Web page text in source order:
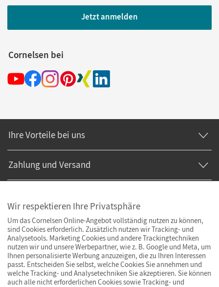
Jetzt anmelden
Cornelsen bei
Ihre Vorteile bei uns
Zahlung und Versand
Wir respektieren Ihre Privatsphäre
Um das Cornelsen Online-Angebot vollständig nutzen zu können,
sind Cookies erforderlich. Zusätzlich nutzen wir Tracking- und
Analysetools. Marketing Cookies und andere Trackingtechniken
nutzen wir und unsere Werbepartner, wie z. B. Google und Meta, um
Ihnen personalisierte Werbung anzuzeigen, die zu Ihren Interessen
passt. Entscheiden Sie selbst, welche Cookies Sie annehmen und
welche Tracking- und Analysetechniken Sie akzeptieren. Sie können
auch alle nicht erforderlichen Cookies sowie Tracking- und